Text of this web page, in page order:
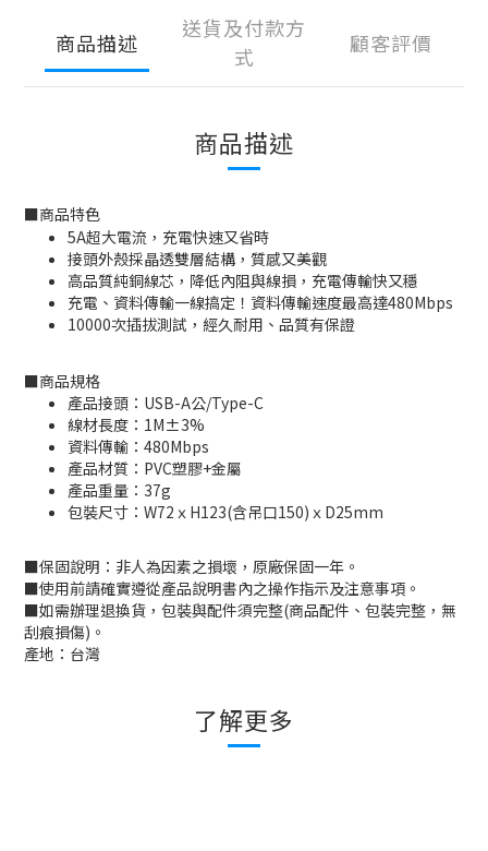
商品描述
送貨及付款方
式
顧客評價
商品描述
■商品特色
5A超大電流，充電快速又省時
接頭外殼採晶透雙層結構，質感又美觀
高品質純銅線芯，降低內阻與線損，充電傳輸快又穩
充電、資料傳輸一線搞定！資料傳輸速度最高達480Mbps
10000次插拔測試，經久耐用、品質有保證
■商品規格
產品接頭：USB-A公/Type-C
線材長度：1M±3%
資料傳輸：480Mbps
產品材質：PVC塑膠+金屬
產品重量：37g
包裝尺寸：W72ｘH123(含吊口150)ｘD25mm
■保固說明：非人為因素之損壞，原廠保固一年。
■使用前請確實遵從產品說明書內之操作指示及注意事項。
■如需辦理退換貨，包裝與配件須完整(商品配件、包裝完整，無
刮痕損傷) 。
產地：台灣
了解更多